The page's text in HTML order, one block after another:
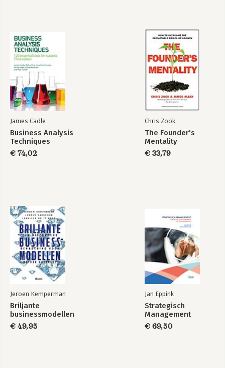
James Cadle
Business Analysis
Techniques
€ 74,02
Chris Zook
The Founder's
Mentality
€ 33,79
Jeroen Kemperman
Briljante
businessmodellen
€ 49,95
Jan Eppink
Strategisch
Management
€ 69,50